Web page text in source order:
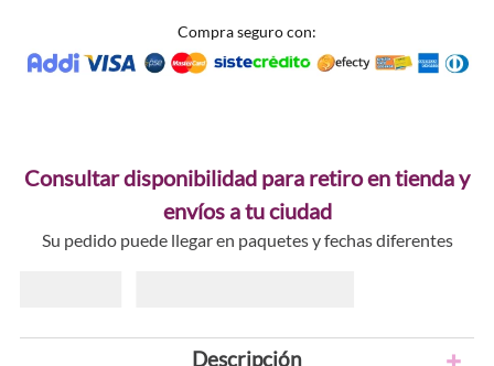
Compra seguro con:
Consultar disponibilidad para retiro en tienda y
envíos a tu ciudad
Su pedido puede llegar en paquetes y fechas diferentes
Descripción